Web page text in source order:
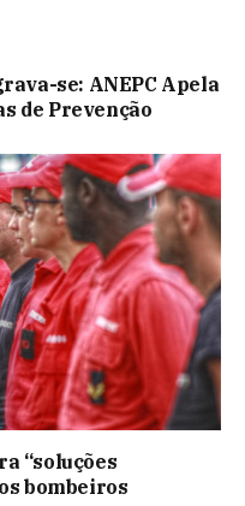
se: ANEPC Apela
de Prevenção
“soluções
bombeiros